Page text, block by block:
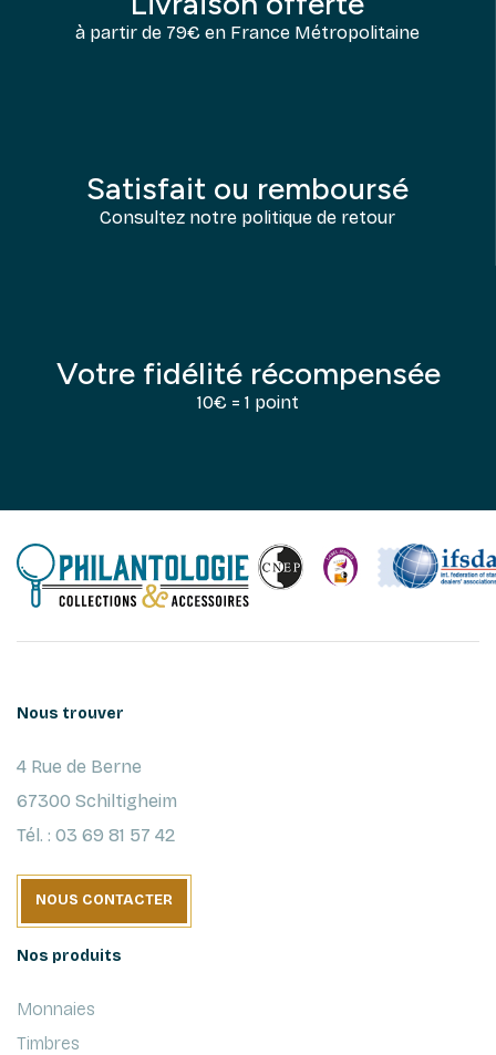
à partir de 79€ en France Métropolitaine
Satisfait ou remboursé
Consultez notre politique de retour
Votre fidélité récompensée
10€ = 1 point
Nous trouver
4 Rue de Berne
67300 Schiltigheim
Tél. : 03 69 81 57 42
NOUS CONTACTER
Nos produits
Monnaies
Timbres